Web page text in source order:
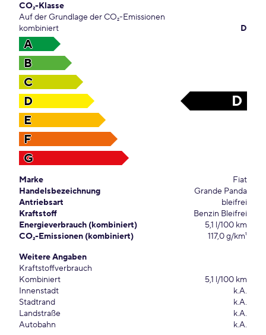
CO₂-Klasse
Auf der Grundlage der CO₂-Emissionen
kombiniert
D
A
B
C
D
D
E
F
G
Marke
Fiat
Handelsbezeichnung
Grande Panda
Antriebsart
bleifrei
Kraftstoff
Benzin Bleifrei
Energieverbrauch (kombiniert)
5,1 l/100 km
CO₂-Emissionen (kombiniert)
117,0 g/km¹
Weitere Angaben
Kraftstoffverbrauch
Kombiniert
5,1 l/100 km
Innenstadt
k.A.
Stadtrand
k.A.
Landstraße
k.A.
Autobahn
k.A.